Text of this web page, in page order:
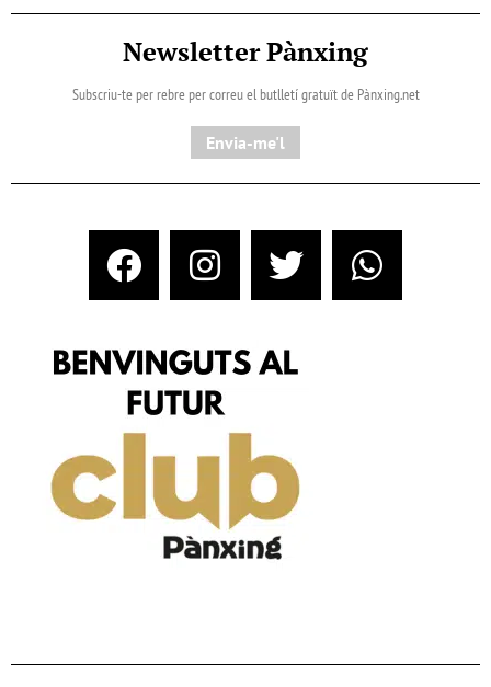
Newsletter Pànxing
Subscriu-te per rebre per correu el butlletí gratuït de Pànxing.net​
Envia-me'l